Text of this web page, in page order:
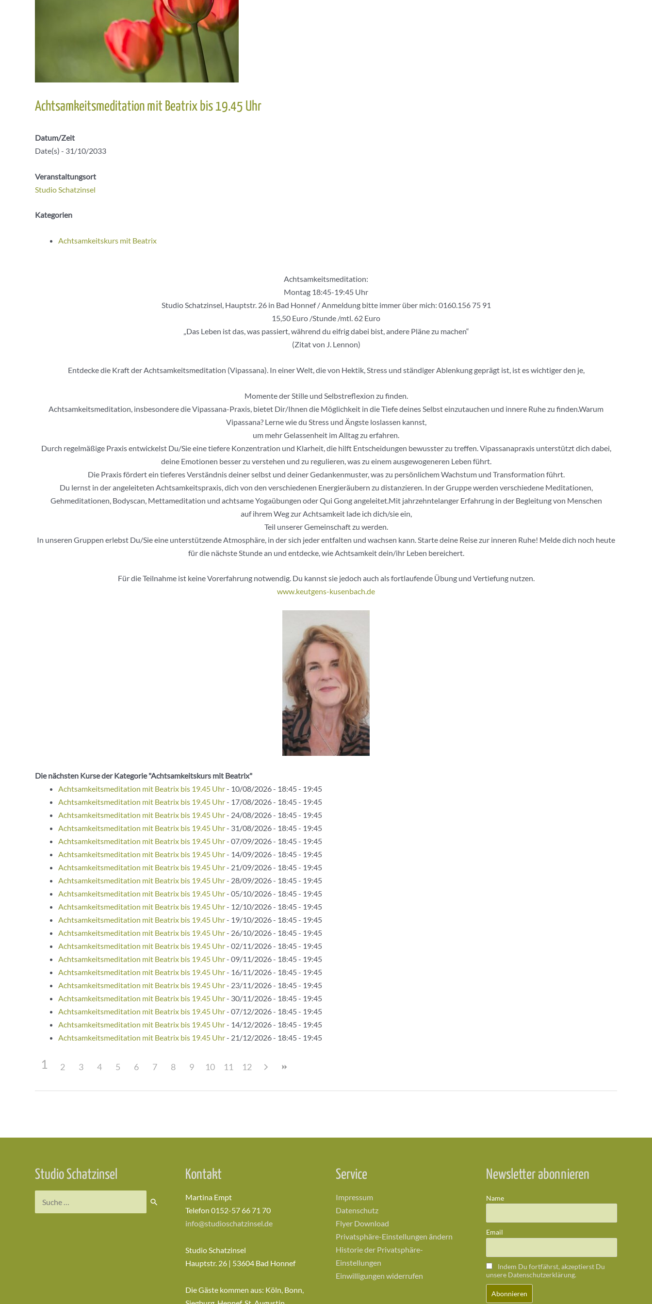
Achtsamkeitsmeditation mit Beatrix bis 19.45 Uhr
Datum/Zeit
Date(s) - 31/10/2033
Veranstaltungsort
Studio Schatzinsel
Kategorien
Achtsamkeitskurs mit Beatrix
Achtsamkeitsmeditation:
Montag 18:45-19:45 Uhr
Studio Schatzinsel, Hauptstr. 26 in Bad Honnef / Anmeldung bitte immer über mich: 0160.156 75 91
15,50 Euro /Stunde /mtl. 62 Euro
„Das Leben ist das, was passiert, während du eifrig dabei bist, andere Pläne zu machen“
(Zitat von J. Lennon)
Entdecke die Kraft der Achtsamkeitsmeditation (Vipassana). In einer Welt, die von Hektik, Stress und ständiger Ablenkung geprägt ist, ist es wichtiger den je,
Momente der Stille und Selbstreflexion zu finden.
Achtsamkeitsmeditation, insbesondere die Vipassana-Praxis, bietet Dir/Ihnen die Möglichkeit in die Tiefe deines Selbst einzutauchen und innere Ruhe zu finden.Warum
Vipassana? Lerne wie du Stress und Ängste loslassen kannst,
um mehr Gelassenheit im Alltag zu erfahren.
Durch regelmäßige Praxis entwickelst Du/Sie eine tiefere Konzentration und Klarheit, die hilft Entscheidungen bewusster zu treffen. Vipassanapraxis unterstützt dich dabei,
deine Emotionen besser zu verstehen und zu regulieren, was zu einem ausgewogeneren Leben führt.
Die Praxis fördert ein tieferes Verständnis deiner selbst und deiner Gedankenmuster, was zu persönlichem Wachstum und Transformation führt.
Du lernst in der angeleiteten Achtsamkeitspraxis, dich von den verschiedenen Energieräubern zu distanzieren. In der Gruppe werden verschiedene Meditationen,
Gehmeditationen, Bodyscan, Mettameditation und achtsame Yogaübungen oder Qui Gong angeleitet.Mit jahrzehntelanger Erfahrung in der Begleitung von Menschen
auf ihrem Weg zur Achtsamkeit lade ich dich/sie ein,
Teil unserer Gemeinschaft zu werden.
In unseren Gruppen erlebst Du/Sie eine unterstützende Atmosphäre, in der sich jeder entfalten und wachsen kann. Starte deine Reise zur inneren Ruhe! Melde dich noch heute
für die nächste Stunde an und entdecke, wie Achtsamkeit dein/ihr Leben bereichert.
Für die Teilnahme ist keine Vorerfahrung notwendig. Du kannst sie jedoch auch als fortlaufende Übung und Vertiefung nutzen.
www.keutgens-kusenbach.de
Die nächsten Kurse der Kategorie "Achtsamkeitskurs mit Beatrix"
Achtsamkeitsmeditation mit Beatrix bis 19.45 Uhr- 10/08/2026 - 18:45 - 19:45
Achtsamkeitsmeditation mit Beatrix bis 19.45 Uhr- 17/08/2026 - 18:45 - 19:45
Achtsamkeitsmeditation mit Beatrix bis 19.45 Uhr- 24/08/2026 - 18:45 - 19:45
Achtsamkeitsmeditation mit Beatrix bis 19.45 Uhr- 31/08/2026 - 18:45 - 19:45
Achtsamkeitsmeditation mit Beatrix bis 19.45 Uhr- 07/09/2026 - 18:45 - 19:45
Achtsamkeitsmeditation mit Beatrix bis 19.45 Uhr- 14/09/2026 - 18:45 - 19:45
Achtsamkeitsmeditation mit Beatrix bis 19.45 Uhr- 21/09/2026 - 18:45 - 19:45
Achtsamkeitsmeditation mit Beatrix bis 19.45 Uhr- 28/09/2026 - 18:45 - 19:45
Achtsamkeitsmeditation mit Beatrix bis 19.45 Uhr- 05/10/2026 - 18:45 - 19:45
Achtsamkeitsmeditation mit Beatrix bis 19.45 Uhr- 12/10/2026 - 18:45 - 19:45
Achtsamkeitsmeditation mit Beatrix bis 19.45 Uhr- 19/10/2026 - 18:45 - 19:45
Achtsamkeitsmeditation mit Beatrix bis 19.45 Uhr- 26/10/2026 - 18:45 - 19:45
Achtsamkeitsmeditation mit Beatrix bis 19.45 Uhr- 02/11/2026 - 18:45 - 19:45
Achtsamkeitsmeditation mit Beatrix bis 19.45 Uhr- 09/11/2026 - 18:45 - 19:45
Achtsamkeitsmeditation mit Beatrix bis 19.45 Uhr- 16/11/2026 - 18:45 - 19:45
Achtsamkeitsmeditation mit Beatrix bis 19.45 Uhr- 23/11/2026 - 18:45 - 19:45
Achtsamkeitsmeditation mit Beatrix bis 19.45 Uhr- 30/11/2026 - 18:45 - 19:45
Achtsamkeitsmeditation mit Beatrix bis 19.45 Uhr- 07/12/2026 - 18:45 - 19:45
Achtsamkeitsmeditation mit Beatrix bis 19.45 Uhr- 14/12/2026 - 18:45 - 19:45
Achtsamkeitsmeditation mit Beatrix bis 19.45 Uhr- 21/12/2026 - 18:45 - 19:45
1 2 3 4 5 6 7 8 9 10 11 12
Studio Schatzinsel Kontakt
Martina Empt
Telefon 0152-57 66 71 70
info@studioschatzinsel.de
Studio Schatzinsel
Hauptstr. 26 | 53604 Bad Honnef
Die Gäste kommen aus: Köln, Bonn,
Service
Impressum
Datenschutz
Flyer Download
Privatsphäre-Einstellungen ändern
Historie der Privatsphäre-
Einstellungen
Einwilligungen widerrufen
Newsletter abonnieren
Name
Email
Indem Du fortfährst, akzeptierst Du
unsere Datenschutzerklärung.